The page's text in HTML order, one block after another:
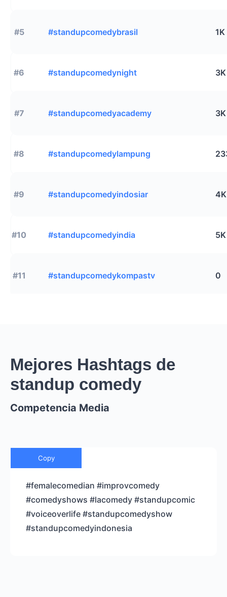
#5 #standupcomedybrasil 1K
#6 #standupcomedynight 3K
#7 #standupcomedyacademy 3K
#8 #standupcomedylampung
#9 #standupcomedyindosiar 4K
#10 #standupcomedyindia 5K
#11 #standupcomedykompastv 0
Mejores Hashtags de
standup comedy
Competencia Media
Copy
#femalecomedian #improvcomedy
#comedyshows #lacomedy #standupcomic
#voiceoverlife #standupcomedyshow
#standupcomedyindonesia